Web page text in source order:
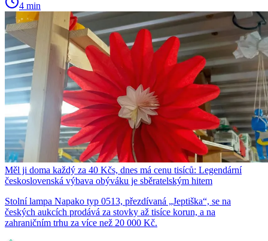
4 min
Měl ji doma každý za 40 Kčs, dnes má cenu tisíců: Legendární
československá výbava obýváku je sběratelským hitem
Stolní lampa Napako typ 0513, přezdívaná „Jeptiška“, se na
českých aukcích prodává za stovky až tisíce korun, a na
zahraničním trhu za více než 20 000 Kč.